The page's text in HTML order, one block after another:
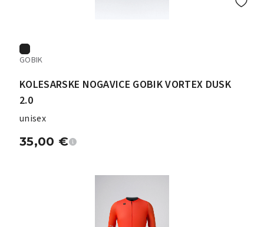
GOBIK
KOLESARSKE NOGAVICE GOBIK VORTEX DUSK
2.0
unisex
35,00 €